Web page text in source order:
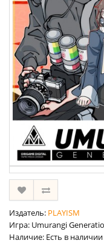
Издатель: PLAYISM
Игра: Umurangi
Наличие: Есть в наличии